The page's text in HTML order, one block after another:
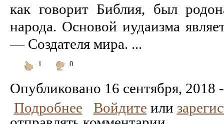
как говорит Библия, был
народа. Основой иудаизма
— Создателя мира. ...
1
0
Опубликовано 16 сентября, 2018
Подробнее
Войдите или